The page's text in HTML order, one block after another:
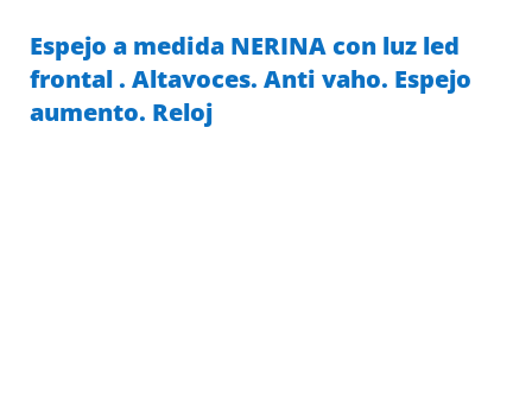
Espejo a medida NERINA con luz led
frontal . Altavoces. Anti vaho. Espejo
aumento. Reloj